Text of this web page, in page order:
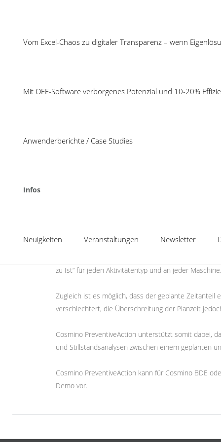
Vom Excel-Chaos zu digitaler Transparenz – wenn
Mit OEE-Software verborgenes Potenzial und 10-20%
Anwenderberichte / Case Studies
Infos
Neuigkeiten Veranstaltungen Newsletter
zu Ist“ für jeden Aktivitätentyp und an jeder Maschine.
Zugleich ist es möglich, dass der geplante
verschlechtert, die Überschreitung der Planzeit
Cosmino PreventiveAction unterstützt somit dabei,
und Stillstandsanalysen zwischen einem geplanten
Cosmino PreventiveAction kann für Cosmino BDE
Demo vor.